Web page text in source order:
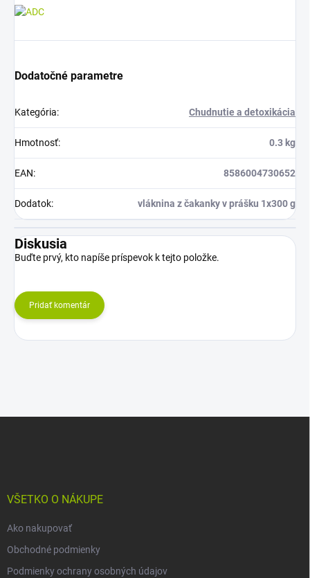
Dodatočné parametre
Kategória: Chudnutie a detoxikácia
Hmotnosť: 0.3 kg
EAN: 8586004730652
Dodatok: vláknina z čakanky v prášku 1x300 g
Diskusia
Buďte prvý, kto napíše príspevok k tejto položke.
Pridať komentár
VŠETKO O NÁKUPE
Ako nakupovať
Obchodné podmienky
Podmienky ochrany osobných údajov